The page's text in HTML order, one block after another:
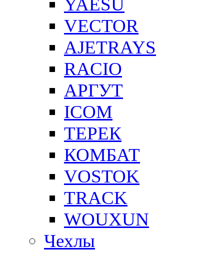
YAESU
VECTOR
AJETRAYS
RACIO
АРГУТ
ICOM
ТЕРЕК
КОМБАТ
VOSTOK
TRACK
WOUXUN
Чехлы